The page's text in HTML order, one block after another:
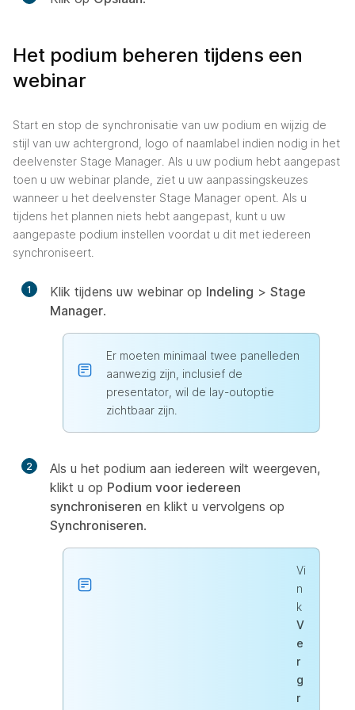
Het podium beheren tijdens een
webinar
Start en stop de synchronisatie van uw podium en wijzig de
stijl van uw achtergrond, logo of naamlabel indien nodig in het
deelvenster Stage Manager. Als u uw podium hebt aangepast
toen u uw webinar plande, ziet u uw aanpassingskeuzes
wanneer u het deelvenster Stage Manager opent. Als u
tijdens het plannen niets hebt aangepast, kunt u uw
aangepaste podium instellen voordat u dit met iedereen
synchroniseert.
1 Klik tijdens uw webinar op Indeling > Stage
Manager.
Er moeten minimaal twee panelleden
aanwezig zijn, inclusief de
presentator, wil de lay-outoptie
zichtbaar zijn.
2
Als u het podium aan iedereen wilt weergeven,
klikt u op Podium voor iedereen
synchroniseren en klikt u vervolgens op
Synchroniseren.
Vi
n
k
V
e
r
g
r